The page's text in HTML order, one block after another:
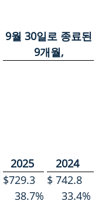
9월 30일로 종료된
9개월,
2025
2024
$729.3 $ 742.8
38.7% 33.4%